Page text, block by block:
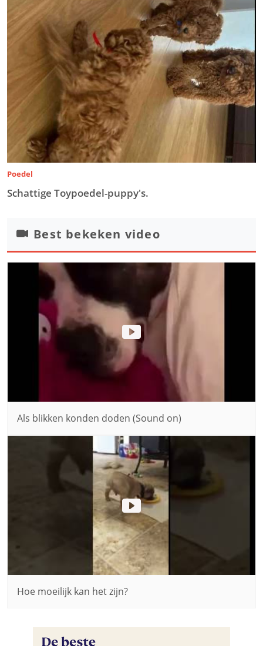
Poedel
Schattige Toypoedel-puppy's.
Best bekeken video
Als blikken konden doden (Sound on)
Hoe moeilijk kan het zijn?